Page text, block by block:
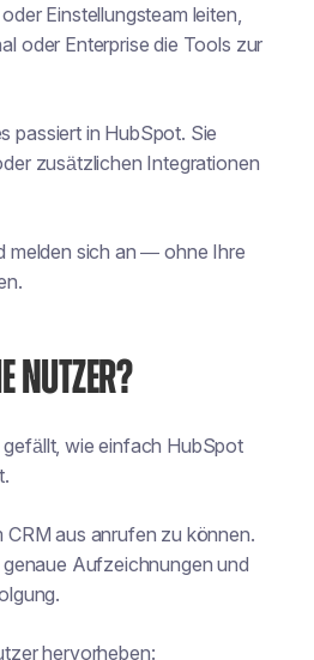
Einstellungsteam leiten,
oder Enterprise die Tools zur
passiert in HubSpot. Sie
zusätzlichen Integrationen
melden sich an — ohne Ihre
NUTZER?
wie einfach HubSpot
CRM aus anrufen zu können.
Aufzeichnungen und
hervorheben: